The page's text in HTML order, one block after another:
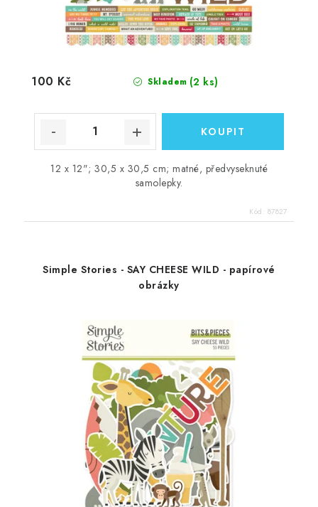
Skladem (2 ks)
100 Kč
12 x 12"; 30,5 x 30,5 cm; matné, předvyseknuté
samolepky.
Kód: 87827
Simple Stories - SAY CHEESE WILD - papírové
obrázky